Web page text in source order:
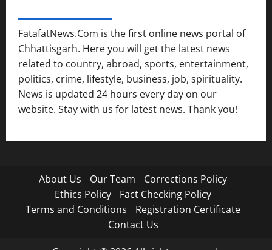
FatafatNews.Com is the first online news portal of
Chhattisgarh. Here you will get the latest news
related to country, abroad, sports, entertainment,
politics, crime, lifestyle, business, job, spirituality.
News is updated 24 hours every day on our
website. Stay with us for latest news. Thank you!
About Us Our Team
Corrections Policy
Ethics Policy
Fact Checking Policy
Terms and Conditions
Registration Certificate
Contact Us